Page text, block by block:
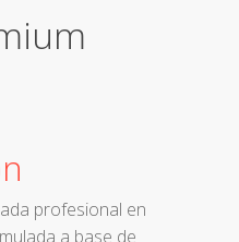
profesional en
a base de